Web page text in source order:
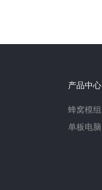
产品中心
蜂窝模组
单板电脑